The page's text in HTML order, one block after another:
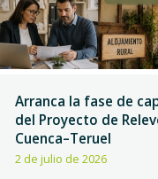
Arranca la fase de
del Proyecto de
Cuenca–Teruel
2 de julio de 2026